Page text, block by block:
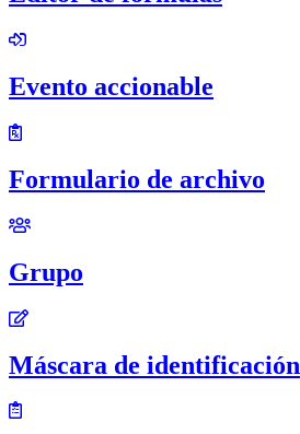
Evento accionable
Formulario de archivo
Grupo
Máscara de identificación